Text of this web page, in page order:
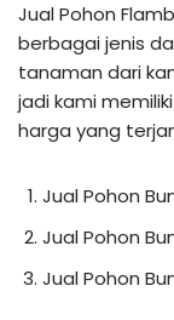
Jual Pohon
berbagai jenis
tanaman dari
jadi kami
harga yang
Jual Pohon
Jual Pohon
Jual Pohon